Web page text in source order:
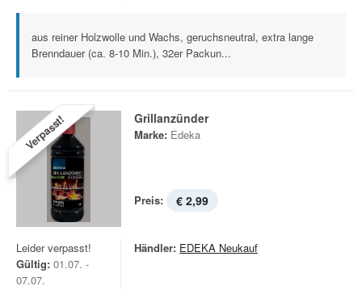
aus reiner Holzwolle und Wachs, geruchsneutral, extra lange
Brenndauer (ca. 8-10 Min.), 32er Packun...
Verpasst! Grillanzünder
Marke: Edeka
Preis: € 2,99
Leider verpasst!
Gültig: 01.07. -
07.07.
Händler: EDEKA Neukauf